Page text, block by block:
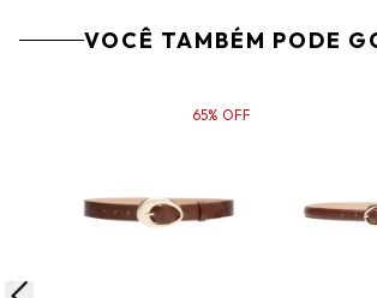
VOCÊ TAMBÉM PODE
65% OFF